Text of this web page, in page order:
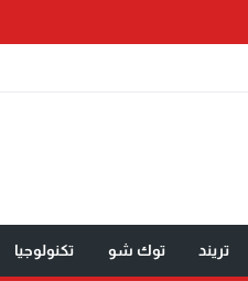
تريند توك شو تكنولوجيا